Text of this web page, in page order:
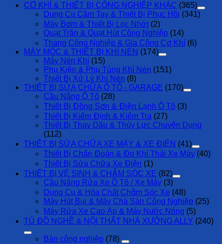
CƠ KHÍ & THIẾT BỊ CÔNG NGHIỆP KHÁC (365)
Dụng Cụ Cầm Tay & Thiết Bị Phục Hồi (341)
Máy Bơm & Thiết Bị Lọc Nhớt (2)
Quạt Trần & Quạt Hút Công Nghiệp (14)
Thang Công Nghiệp & Gia Công Cơ Khí (6)
MÁY MÓC & THIẾT BỊ KHÍ NÉN (174)
Máy Nén Khí (15)
Phụ Kiện & Phụ Tùng Khí Nén (151)
Thiết Bị Xử Lý Khí Nén (8)
THIẾT BỊ SỬA CHỮA Ô TÔ - GARAGE (170)
Cầu Nâng Ô Tô (28)
Thiết Bị Đồng Sơn & Điện Lạnh Ô Tô (3)
Thiết Bị Kiểm Định & Kiểm Tra (27)
Thiết Bị Thay Dầu & Thủy Lực Chuyên Dụng
(112)
THIẾT BỊ SỬA CHỮA XE MÁY & XE ĐIỆN (41)
Thiết Bị Chẩn Đoán & Đo Khí Thải Xe Máy (40)
Thiết Bị Sửa Chữa Xe Điện (1)
THIẾT BỊ VỆ SINH & CHĂM SÓC XE (82)
Cầu Nâng Rửa Xe Ô Tô / Xe Máy (3)
Dụng Cụ & Hóa Chất Chăm Sóc Xe (48)
Máy Hút Bụi & Máy Chà Sàn Công Nghiệp (25)
Máy Rửa Xe Cao Áp & Máy Nước Nóng (5)
TỦ ĐỒ NGHỀ & NỘI THẤT NHÀ XƯỞNG ALLY (240)
Bàn công nghiệp (78)